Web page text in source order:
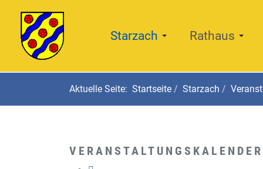
Starzach Rathaus
Aktuelle Seite: Startseite Starzach
VERANSTALTUNGSKALENDER